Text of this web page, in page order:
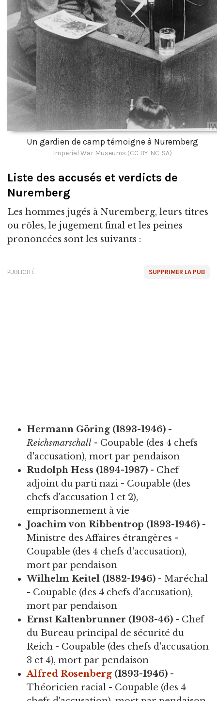
Un gardien de camp témoigne à Nuremberg
Imperial War Museums (CC BY-NC-SA)
Liste des accusés et verdicts de
Nuremberg
Les hommes jugés à Nuremberg, leurs titres
ou rôles, le jugement final et les peines
prononcées sont les suivants :
SUPPRIMER LA PUB
PUBLICITÉ
Hermann Göring (1893-1946) -
Reichsmarschall - Coupable (des 4 chefs
d'accusation), mort par pendaison
Rudolph Hess (1894-1987) - Chef
adjoint du parti nazi - Coupable (des
chefs d'accusation 1 et 2),
emprisonnement à vie
Joachim von Ribbentrop (1893-1946) -
Ministre des Affaires étrangères -
Coupable (des 4 chefs d'accusation),
mort par pendaison
Wilhelm Keitel (1882-1946) - Maréchal
- Coupable (des 4 chefs d'accusation),
mort par pendaison
Ernst Kaltenbrunner (1903-46) - Chef
du Bureau principal de sécurité du
Reich - Coupable (des chefs d'accusation
3 et 4), mort par pendaison
Alfred Rosenberg (1893-1946) -
Théoricien racial - Coupable (des 4